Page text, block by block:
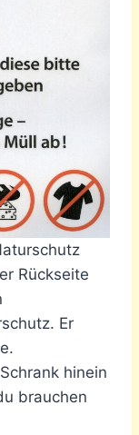
Rückseite
Er
hinein
brauchen